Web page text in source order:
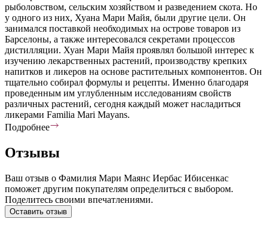
рыболовством, сельским хозяйством и разведением скота. Но
у одного из них, Хуана Мари Майя, были другие цели. Он
занимался поставкой необходимых на острове товаров из
Барселоны, а также интересовался секретами процессов
дистилляции. Хуан Мари Майя проявлял большой интерес к
изучению лекарственных растений, производству крепких
напитков и ликеров на основе растительных компонентов. Он
тщательно собирал формулы и рецепты. Именно благодаря
проведенным им углубленным исследованиям свойств
различных растений, сегодня каждый может насладиться
ликерами Familia Mari Mayans.
Подробнее
Отзывы
Ваш отзыв о Фамилия Мари Маянс Иербас Ибисенкас
поможет другим покупателям определиться с выбором.
Поделитесь своими впечатлениями.
Оставить отзыв